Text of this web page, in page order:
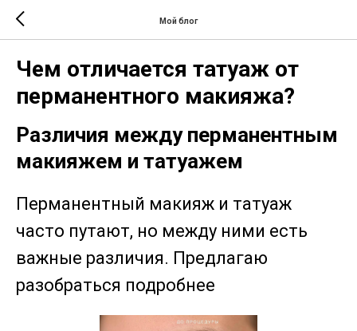
Мой блог
Чем отличается татуаж от
перманентного макияжа?
Различия между перманентным
макияжем и татуажем
Перманентный макияж и татуаж
часто путают, но между ними есть
важные различия. Предлагаю
разобраться подробнее